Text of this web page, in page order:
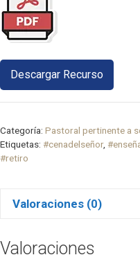
Descargar Recurso
Categoría: Pastoral pertinente a
Etiquetas: #cenadelseñor,
#retiro
Valoraciones (0)
Valoraciones